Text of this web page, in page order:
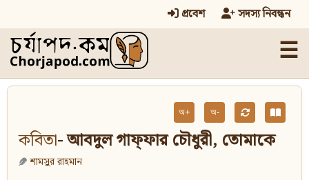
প্রবেশ সদস্য নিবন্ধন
☰
অ+ অ-
কবিতা- আবদুল গাফ্‌ফার চৌধুরী, তোমাকে
শামসুর রাহমান